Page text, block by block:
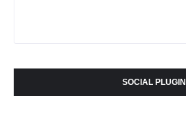
SOCIAL PLUGIN